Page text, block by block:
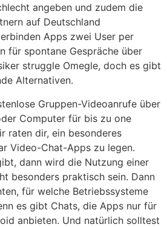
angeben und zudem die
auf Deutschland
Apps zwei User per
für spontane Gespräche über
struggle Omegle, doch es gibt
Alternativen.
Gruppen-Videoanrufe über
Computer für bis zu one
raten dir, ein besonderes
Video-Chat-Apps zu legen.
dann wird die Nutzung einer
besonders praktisch sein. Dann
für welche Betriebssysteme
es gibt Chats, die Apps nur für
anbieten. Und natürlich solltest